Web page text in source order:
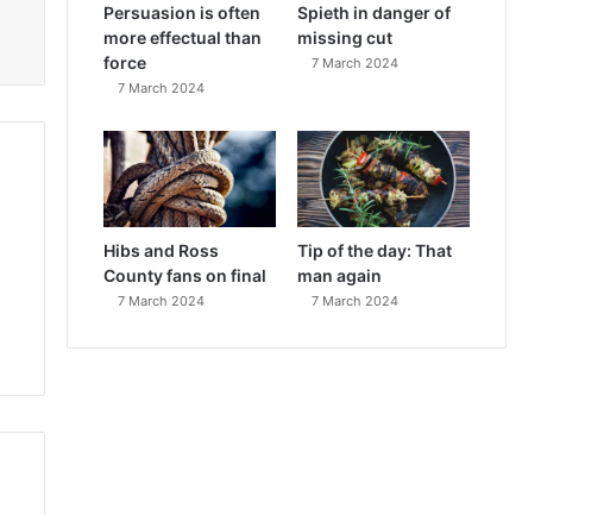
Persuasion is often
more effectual than
force
7 March 2024
Spieth in danger of
missing cut
7 March 2024
Hibs and Ross
County fans on final
7 March 2024
Tip of the day: That
man again
7 March 2024